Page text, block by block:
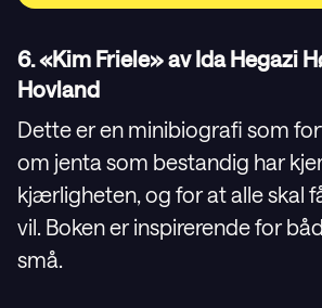
6. «Kim Friele» av Ida Hegazi
Hovland
Dette er en minibiografi som
om jenta som bestandig har
kjærligheten, og for at alle skal
vil. Boken er inspirerende for
små.